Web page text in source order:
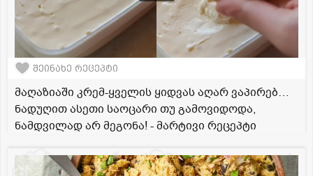
შეინახე რეცეპტი
მაღაზიაში კრემ-ყველის ყიდვას აღარ ვაპირებ…
ნადუღით ასეთი საოცარი თუ გამოვიდოდა,
ნამდვილად არ მეგონა! - მარტივი რეცეპტი